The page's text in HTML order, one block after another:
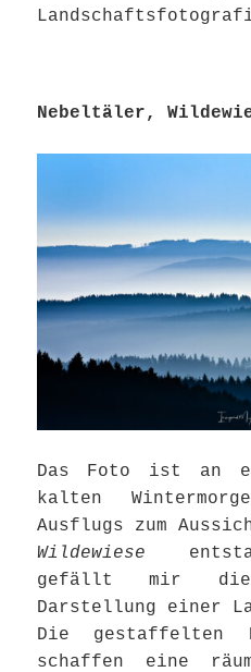
Nebeltäler,
Das Foto ist an
kalten
Ausflugs zum
Wildewiese
gefällt mir die
Darstellung einer
Die gestaffelten
schaffen eine